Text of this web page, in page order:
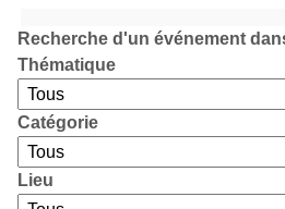
Recherche d'un événement
Thématique
Catégorie
Lieu